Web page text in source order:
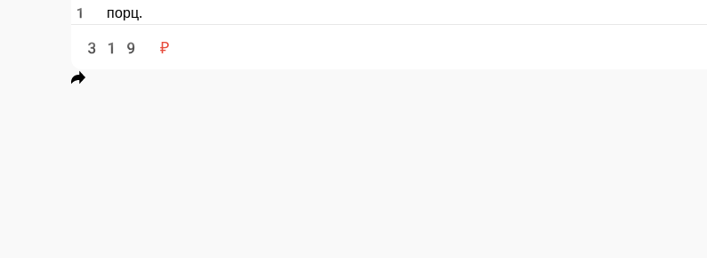
1 порц.
319 ₽